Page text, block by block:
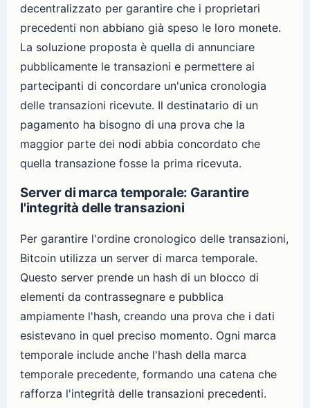
decentralizzato per garantire che i proprietari
precedenti non abbiano già speso le loro monete.
La soluzione proposta è quella di annunciare
pubblicamente le transazioni e permettere ai
partecipanti di concordare un'unica cronologia
delle transazioni ricevute. Il destinatario di un
pagamento ha bisogno di una prova che la
maggior parte dei nodi abbia concordato che
quella transazione fosse la prima ricevuta.
Server di marca temporale: Garantire
l'integrità delle transazioni
Per garantire l'ordine cronologico delle transazioni,
Bitcoin utilizza un server di marca temporale.
Questo server prende un hash di un blocco di
elementi da contrassegnare e pubblica
ampiamente l'hash, creando una prova che i dati
esistevano in quel preciso momento. Ogni marca
temporale include anche l'hash della marca
temporale precedente, formando una catena che
rafforza l'integrità delle transazioni precedenti.